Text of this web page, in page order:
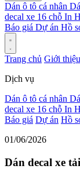
Dán ô tô cá nhân
decal xe 16 chỗ In
Báo giá Dự án Hồ
Trang chủ Giới thiệu
Dịch vụ
Dán ô tô cá nhân
decal xe 16 chỗ In
Báo giá Dự án Hồ
01/06/2026
Dán decal xe